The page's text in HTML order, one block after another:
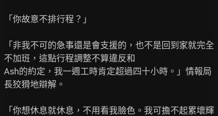
「你故意不排行程？」
「非我不可的急事還是會支援的，也不是回到家就完全
不加班，這點行程調整不算違反和
Ash的約定，我一週工時肯定超過四十小時。」情報局
長狡猾地辯解。
「你想休息就休息，不用看我臉色。我可擔不起累壞輝